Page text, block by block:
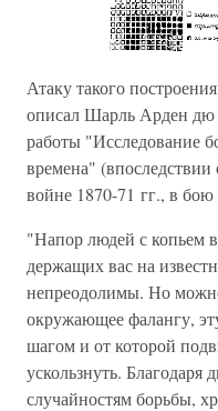
Атаку такого
описал Шарль Арден дю
работы "Исследование
времена"
войне 1870-71 гг., в
"Напор людей с копьем
держащих вас на
непреодолимы. Но
окружающее фалангу,
шагом и от которой
ускользнуть.
случайностям борьбы,